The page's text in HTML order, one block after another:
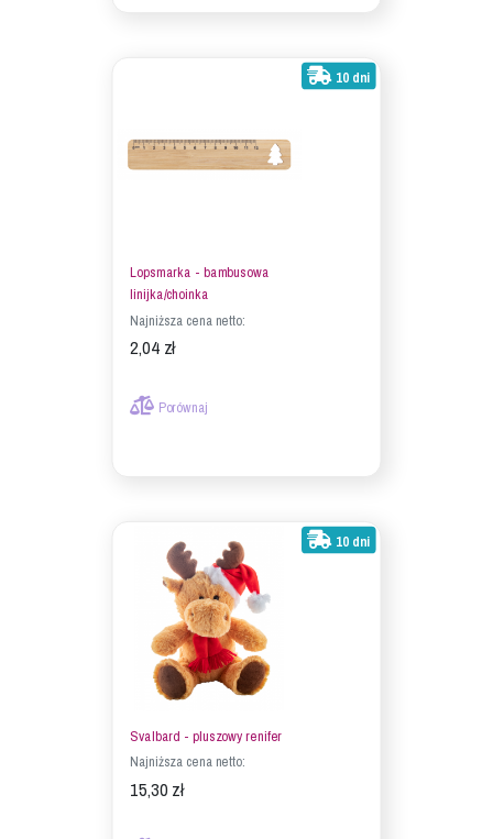
10 dni
Lopsmarka - bambusowa
linijka/choinka
Najniższa cena netto:
2,04 zł
Porównaj
10 dni
Svalbard - pluszowy renifer
Najniższa cena netto:
15,30 zł